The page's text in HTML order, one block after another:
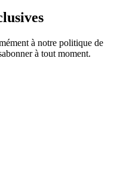
à notre politique de
à tout moment.